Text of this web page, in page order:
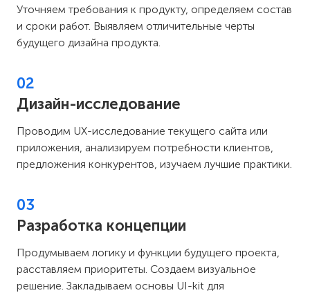
Уточняем требования к продукту, определяем состав
и сроки работ. Выявляем отличительные черты
будущего дизайна продукта.
02
Дизайн-исследование
Проводим UX-исследование текущего сайта или
приложения, анализируем потребности клиентов,
предложения конкурентов, изучаем лучшие практики.
03
Разработка концепции
Продумываем логику и функции будущего проекта,
расставляем приоритеты. Создаем визуальное
решение. Закладываем основы UI-kit для